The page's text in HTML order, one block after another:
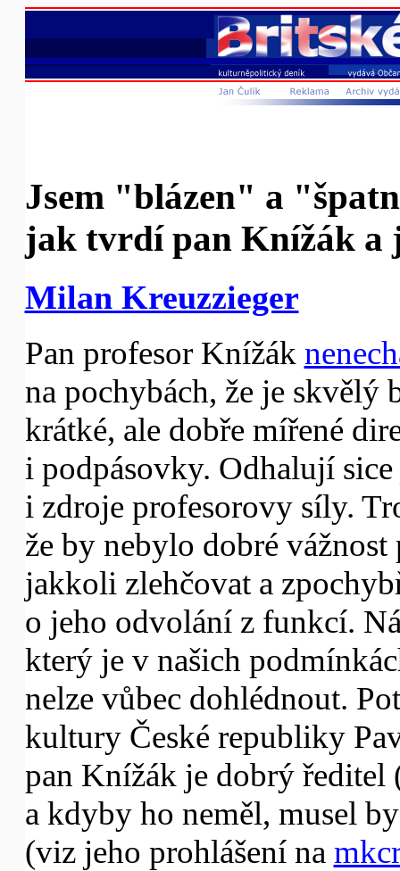
Jsem "blázen" a
jak tvrdí pan Knížák a
Milan Kreuzzieger
Pan profesor Knížák
na pochybách, že je skvělý
krátké, ale dobře mířené
i podpásovky. Odhalují
i zdroje profesorovy síly.
že by nebylo dobré
jakkoli zlehčovat a
o jeho odvolání z funkcí.
který je v našich
nelze vůbec dohlédnout.
kultury České republiky
pan Knížák je dobrý ředitel
a kdyby ho neměl, musel
(viz jeho prohlášení na